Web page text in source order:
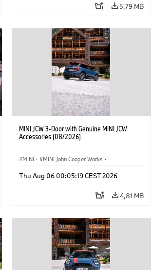
5,79 MB
MINI JCW 3-Door with Genuine MINI JCW
Accessories (08/2026)
MINI · MINI John Cooper Works ·
Opcjonalne dodatki, akcesoria
Thu Aug 06 00:05:19 CEST 2026
4,81 MB